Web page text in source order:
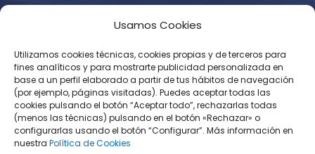
Usamos Cookies
Utilizamos cookies técnicas, cookies propias y de terceros para
fines analíticos y para mostrarte publicidad personalizada en
base a un perfil elaborado a partir de tus hábitos de navegación
(por ejemplo, páginas visitadas). Puedes aceptar todas las
cookies pulsando el botón “Aceptar todo”, rechazarlas todas
(menos las técnicas) pulsando en el botón «Rechazar» o
configurarlas usando el botón “Configurar”. Más información en
nuestra Política de Cookies
Aviso Legal
Política de Privacidad
Condiciones Generales de Contratación
Política de Cookies
Derecho de desistimiento